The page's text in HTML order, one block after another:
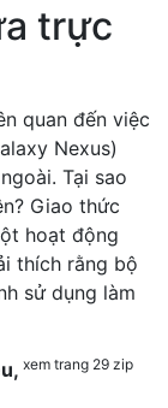
trực
quan đến việc
Nexus)
Tại sao
Giao thức
hoạt động
thích rằng bộ
sử dụng làm
xem trang 29 zip